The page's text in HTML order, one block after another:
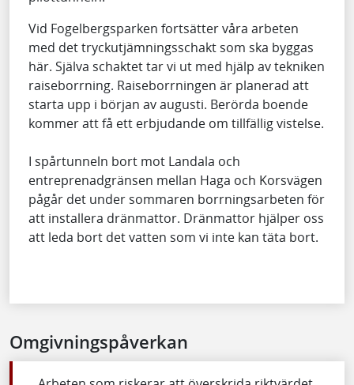
Vid Fogelbergsparken fortsätter våra arbeten
med det tryckutjämningsschakt som ska byggas
här. Själva schaktet tar vi ut med hjälp av tekniken
raiseborrning. Raiseborrningen är planerad att
starta upp i början av augusti. Berörda boende
kommer att få ett erbjudande om tillfällig vistelse.
I spårtunneln bort mot Landala och
entreprenadgränsen mellan Haga och Korsvägen
pågår det under sommaren borrningsarbeten för
att installera dränmattor. Dränmattor hjälper oss
att leda bort det vatten som vi inte kan täta bort.
Omgivningspåverkan